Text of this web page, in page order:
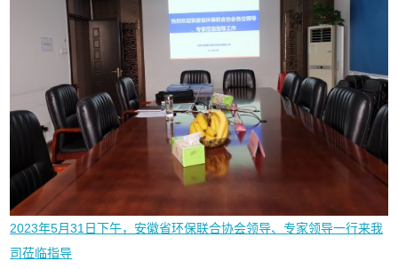
2023年5月31日下午，安徽省环保联合协会领导、专家领导一行来我
司莅临指导